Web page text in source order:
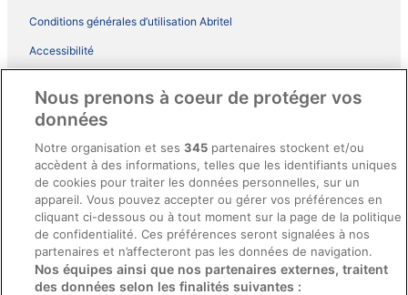
Conditions générales d’utilisation Abritel
Accessibilité
Conditions générales du programme BONUS+ d’ebookers
Directives de contenu et signalement de contenus
Aide
Soutien
Annuler votre réservation d’hôtel ou de propriété de vacances
Nous prenons à coeur de protéger vos
données
Notre organisation et ses345 partenaires stockent et/ou
accèdent à des informations, telles que les identifiants uniques
de cookies pour traiter les données personnelles, sur un
appareil. Vous pouvez accepter ou gérer vos préférences en
cliquant ci-dessous ou à tout moment sur la page de la politique
de confidentialité. Ces préférences seront signalées à nos
partenaires et n’affecteront pas les données de navigation.
Nos équipes ainsi que nos partenaires externes, traitent
des données selon les finalités suivantes :